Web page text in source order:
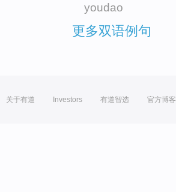
youdao
更多双语例句
关于有道 Investors 有道智选 官方博客